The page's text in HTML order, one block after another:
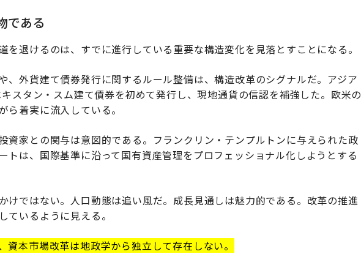
である
を退けるのは、すでに進行している重要な構造変化を見落とすことになる。
、外貨建て債券発行に関するルール整備は、構造改革のシグナルだ。アジア
スタン・スム建て債券を初めて発行し、現地通貨の信認を補強した。欧米の
ら着実に流入している。
資家との関与は意図的である。フランクリン・テンプルトンに与えられた政
トは、国際基準に沿って国有資産管理をプロフェッショナル化しようとする
けではない。人口動態は追い風だ。成長見通しは魅力的である。改革の推進
ているように見える。
資本市場改革は地政学から独立して存在しない。